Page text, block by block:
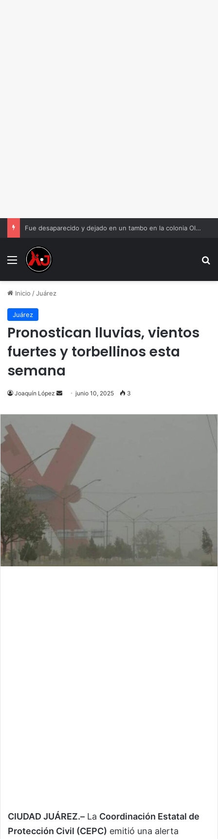
Fue desaparecido y dejado en un tambo en la colonia Olivia Espinoza
Menu
Inicio /Juárez
Juárez
Pronostican lluvias, vientos
fuertes y torbellinos esta
semana
Joaquín López
Send
email
junio 10, 2025 3
CIUDAD JUÁREZ.– La Coordinación Estatal de
Protección Civil (CEPC) emitió una alerta